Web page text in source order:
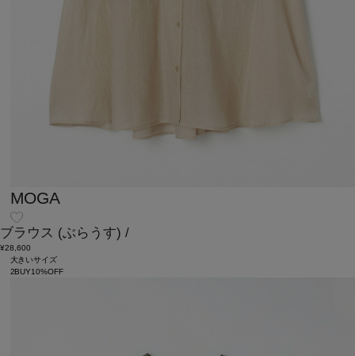
MOGA
ブラウス (ぶらうす) /
¥28,600
大きいサイズ
2BUY10%OFF